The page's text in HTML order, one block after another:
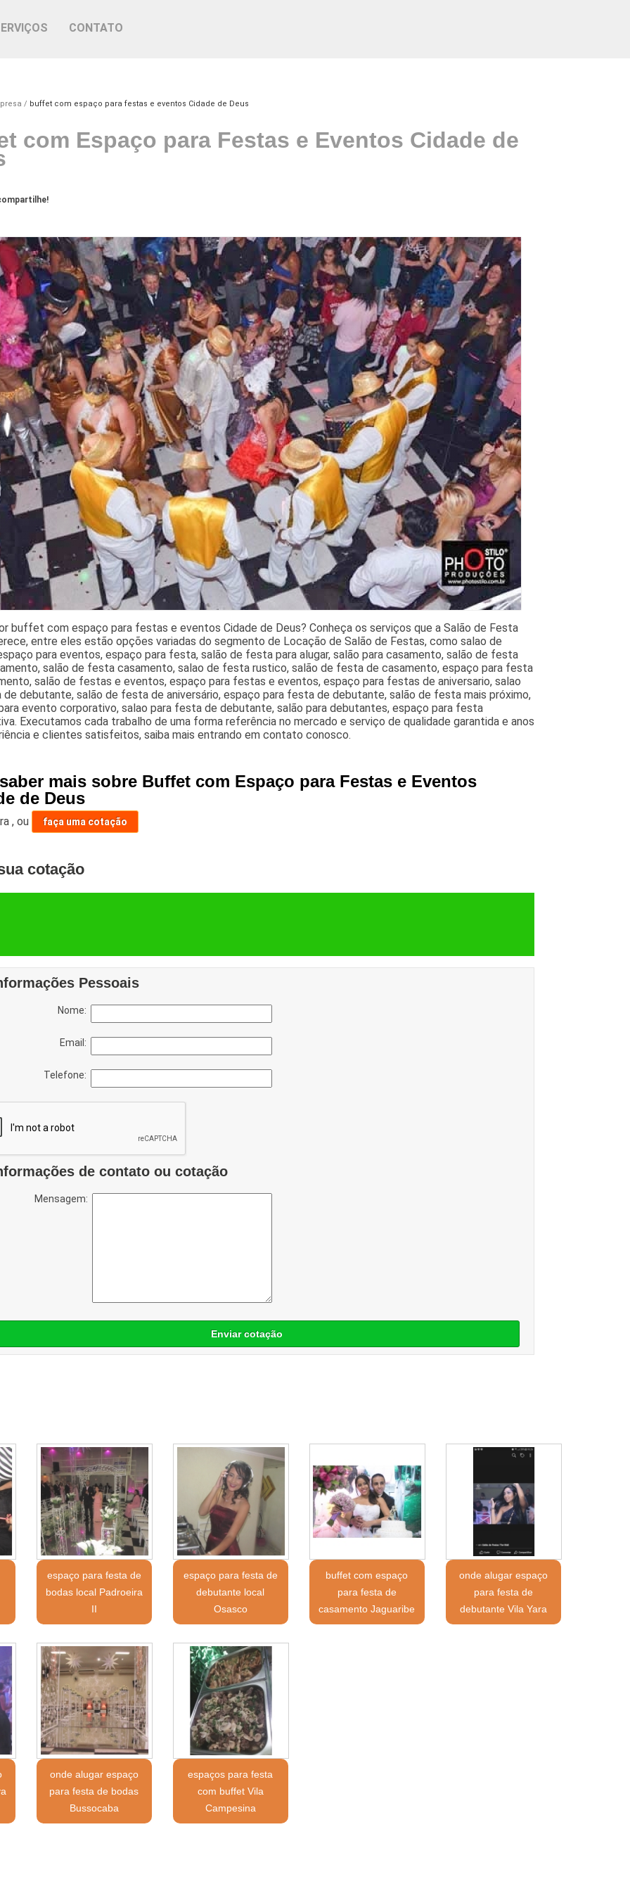
CONTATO
buffet com espaço para festas e eventos Cidade de Deus
com Espaço para Festas e Eventos Cidade de
buffet com espaço para festas e eventos Cidade de Deus? Conheça os serviços que a Salão de Festa
entre eles estão opções variadas do segmento de Locação de Salão de Festas, como salao de
para eventos, espaço para festa, salão de festa para alugar, salão para casamento, salão de festa
salão de festa casamento, salao de festa rustico, salão de festa de casamento, espaço para festa
salão de festas e eventos, espaço para festas e eventos, espaço para festas de aniversario, salao
debutante, salão de festa de aniversário, espaço para festa de debutante, salão de festa mais próximo,
evento corporativo, salao para festa de debutante, salão para debutantes, espaço para festa
Executamos cada trabalho de uma forma referência no mercado e serviço de qualidade garantida e anos
e clientes satisfeitos, saiba mais entrando em contato conosco.
mais sobre Buffet com Espaço para Festas e Eventos
de Deus
,ou faça uma cotação
cotação
Pessoais
Nome:
Email:
Telefone:
de contato ou cotação
Mensagem:
Enviar cotação
espaço para festa de
bodas local Padroeira
II
espaço para festa de
debutante local
Osasco
buffet com espaço
para festa de
casamento Jaguaribe
onde alugar espaço
para festa de
debutante Vila Yara
onde alugar espaço
para festa de bodas
Bussocaba
espaços para festa
com buffet Vila
Campesina